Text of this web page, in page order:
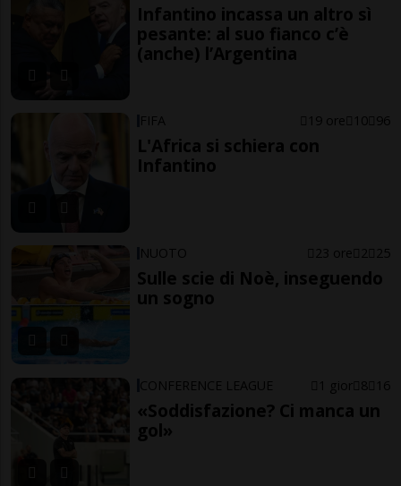
Infantino incassa un altro sì
pesante: al suo fianco c’è
(anche) l’Argentina
FIFA 19 ore 10 96
L'Africa si schiera con
Infantino
NUOTO 23 ore 2 25
Sulle scie di Noè, inseguendo
un sogno
CONFERENCE LEAGUE 1 gior 8 16
«Soddisfazione? Ci manca un
gol»